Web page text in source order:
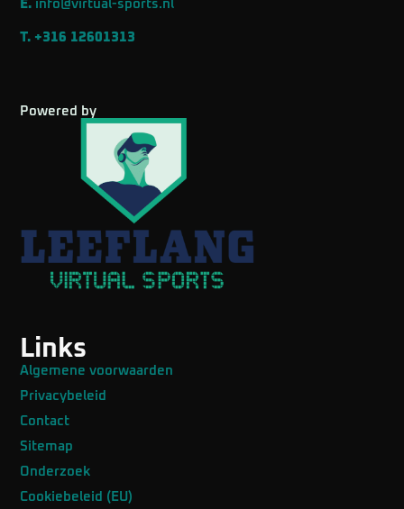
E. info@virtual-sports.nl
T. +316 12601313
Links
Algemene voorwaarden
Privacybeleid
Contact
Sitemap
Onderzoek
Cookiebeleid (EU)
Powered by